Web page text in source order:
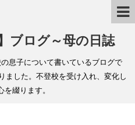
ブログ～母の日誌
息子について書いているブログで
ました。不登校を受け入れ、変化し
を綴ります。